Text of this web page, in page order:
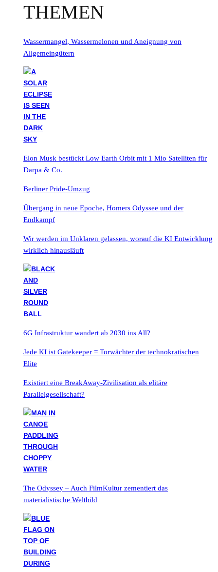
THEMEN
Wassermangel, Wassermelonen und Aneignung von
Allgemeingütern
Elon Musk bestückt Low Earth Orbit mit 1 Mio Satelliten für
Darpa & Co.
Berliner Pride-Umzug
Übergang in neue Epoche, Homers Odyssee und der
Endkampf
Wir werden im Unklaren gelassen, worauf die KI Entwicklung
wirklich hinausläuft
6G Infrastruktur wandert ab 2030 ins All?
Jede KI ist Gatekeeper = Torwächter der technokratischen
Elite
Existiert eine BreakAway-Zivilisation als elitäre
Parallelgesellschaft?
The Odyssey – Auch FilmKultur zementiert das
materialistische Weltbild